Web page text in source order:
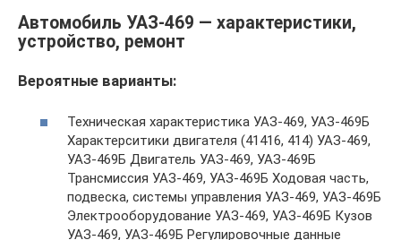
Автомобиль УАЗ-469 — характеристики,
устройство, ремонт
Вероятные варианты:
Техническая характеристика УАЗ-469, УАЗ-469Б
Характерситики двигателя (41416, 414) УАЗ-469,
УАЗ-469Б Двигатель УАЗ-469, УАЗ-469Б
Трансмиссия УАЗ-469, УАЗ-469Б Ходовая часть,
подвеска, системы управления УАЗ-469, УАЗ-469Б
Электрооборудование УАЗ-469, УАЗ-469Б Кузов
УАЗ-469, УАЗ-469Б Регулировочные данные